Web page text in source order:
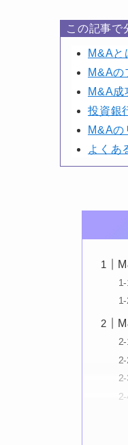
この記事で
M&Aと
M&Aの
M&A成
投資銀
M&Aの
よくあ